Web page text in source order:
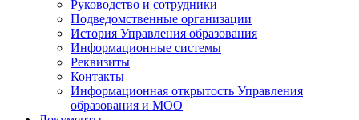
Руководство и сотрудники
Подведомственные организации
История Управления образования
Информационные системы
Реквизиты
Контакты
Информационная открытость Управления
образования и МОО